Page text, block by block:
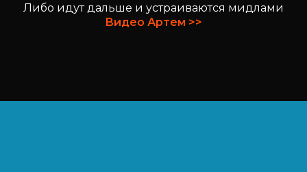
Либо идут дальше и устраиваются мидлами
Видео Артем >>